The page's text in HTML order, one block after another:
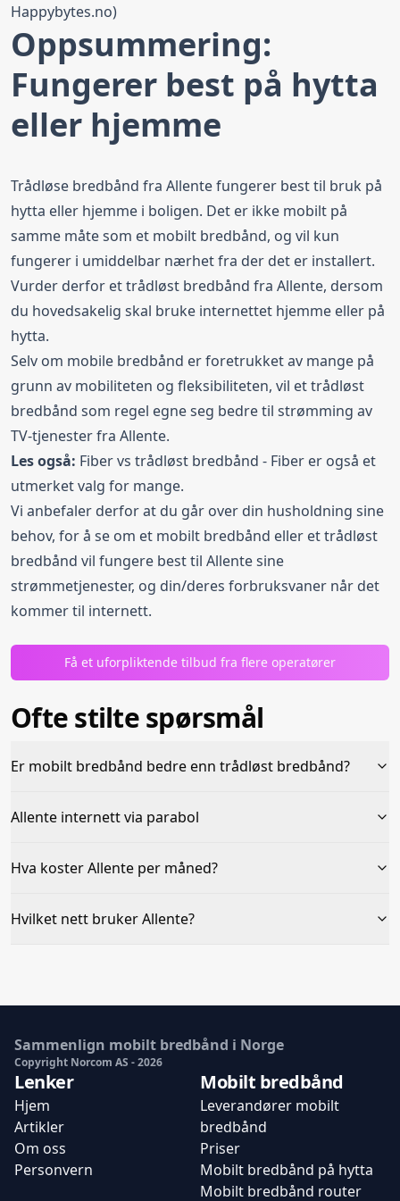
Happybytes.no)
Oppsummering:
Fungerer best på hytta
eller hjemme
Trådløse bredbånd fra Allente fungerer best til bruk på
hytta eller hjemme i boligen. Det er ikke mobilt på
samme måte som et mobilt bredbånd, og vil kun
fungerer i umiddelbar nærhet fra der det er installert.
Vurder derfor et trådløst bredbånd fra Allente, dersom
du hovedsakelig skal bruke internettet hjemme eller på
hytta.
Selv om mobile bredbånd er foretrukket av mange på
grunn av mobiliteten og fleksibiliteten, vil et trådløst
bredbånd som regel egne seg bedre til strømming av
TV-tjenester fra Allente.
Les også: Fiber vs trådløst bredbånd - Fiber er også et
utmerket valg for mange.
Vi anbefaler derfor at du går over din husholdning sine
behov, for å se om et mobilt bredbånd eller et trådløst
bredbånd vil fungere best til Allente sine
strømmetjenester, og din/deres forbruksvaner når det
kommer til internett.
Få et uforpliktende tilbud fra flere operatører
Ofte stilte spørsmål
Er mobilt bredbånd bedre enn trådløst bredbånd?
Allente internett via parabol
Hva koster Allente per måned?
Hvilket nett bruker Allente?
Sammenlign mobilt bredbånd i Norge
Copyright Norcom AS -2026
Lenker
Hjem
Artikler
Om oss
Personvern
Mobilt bredbånd
Leverandører mobilt
bredbånd
Priser
Mobilt bredbånd på hytta
Mobilt bredbånd router